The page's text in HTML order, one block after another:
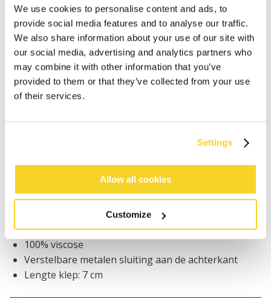
We use cookies to personalise content and ads, to
provide social media features and to analyse our traffic.
We also share information about your use of our site with
our social media, advertising and analytics partners who
may combine it with other information that you’ve
provided to them or that they’ve collected from your use
of their services.
Settings
Allow all cookies
Customize
IN WINKELWAGEN
Bestellingen die op werkdagen vóór 12:00 uur
Gratis verzending voor orders boven € 50,- binnen
BESCHRIJVING
Unisex dad cap
100% viscose
Verstelbare metalen sluiting aan de achterkant
Lengte klep: 7 cm